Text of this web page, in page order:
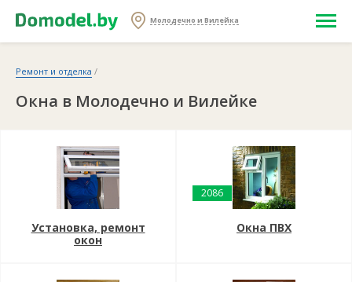
Молодечно и Вилейка
Ремонт и отделка /
Окна в Молодечно и Вилейке
Установка, ремонт
окон
2086
Окна ПВХ